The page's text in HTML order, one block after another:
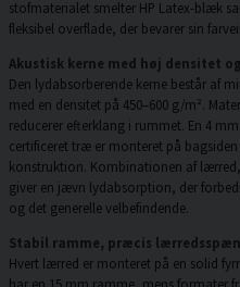
stofmaterialet smelter HP Latex-blæk
fleksibel overflade, der bevarer sin
Akustisk kerne med høj densitet
Den lydabsorberende kerne består af
med en densitet på 450–600 g/m².
reducerer efterklang i rummet. En 4
certificeret træ er monteret på
konstruktion. Kombinationen af
giver en jævn lydabsorption, der
og det generelle velbefindende.
Stabil ramme, præcis
Hvert lærred er monteret på en solid